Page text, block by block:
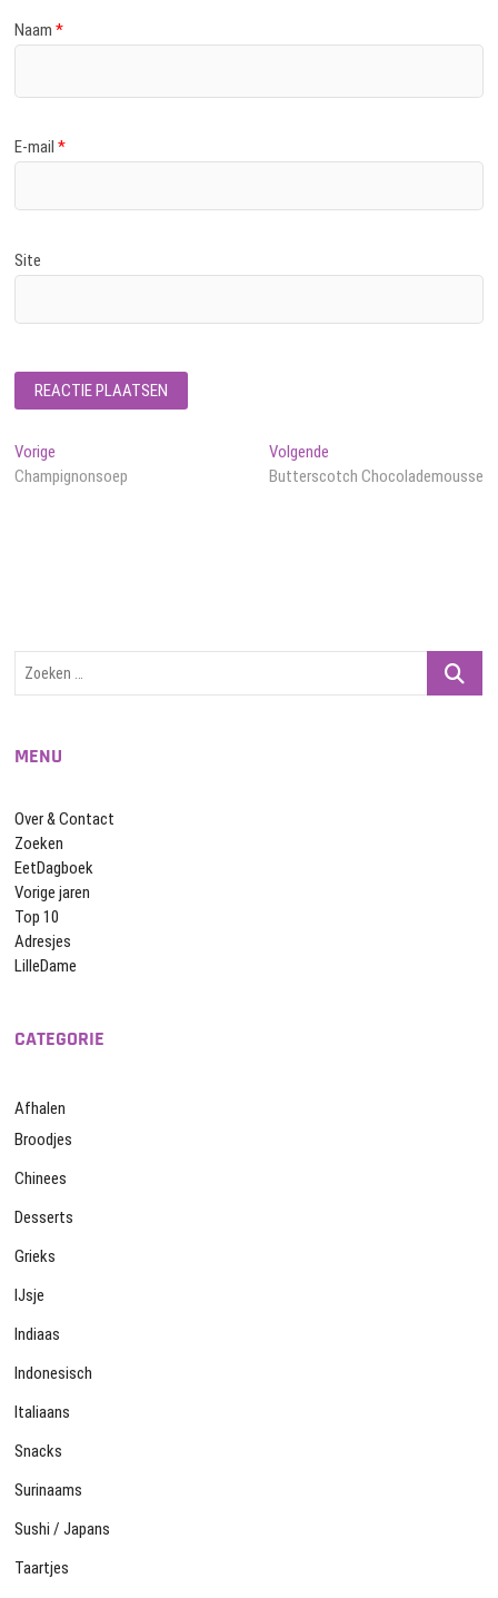
Naam*
E-mail*
Site
Bericht
navigatie
Vorige
bericht:
Champignonsoep
VolgendeVolgend
bericht:
Butterscotch Chocolademousse
Zoeken
MENU
Over & Contact
Zoeken
EetDagboek
Vorige jaren
Top 10
Adresjes
LilleDame
CATEGORIE
Afhalen
Broodjes
Chinees
Desserts
Grieks
IJsje
Indiaas
Indonesisch
Italiaans
Snacks
Surinaams
Sushi / Japans
Taartjes